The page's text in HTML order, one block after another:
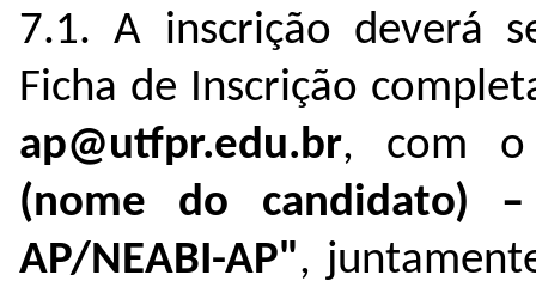
7.1.A inscrição deverá
Ficha de Inscrição
ap@utfpr.edu.br, com
(nome do candidato) –
AP/NEABI-AP",